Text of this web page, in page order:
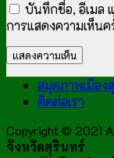
บันทึกชื่อ, อีเมล
การแสดงความเห็น
สมุดภาพเมือง
ติดต่อเรา
Copyright © 2021
จังหวัดสุรินทร์